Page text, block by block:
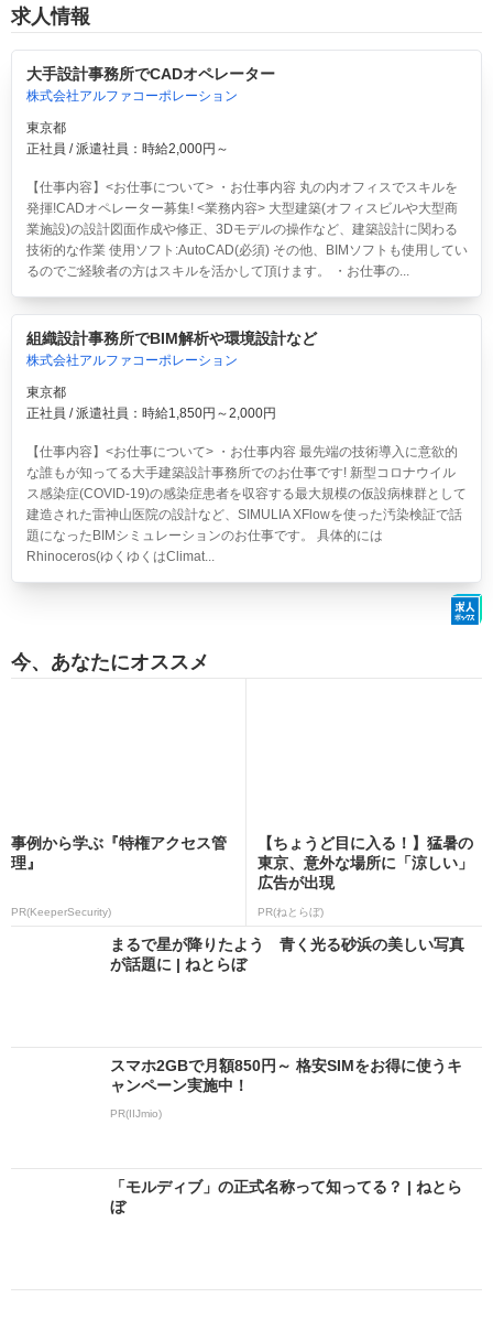
求人情報
大手設計事務所でCADオペレーター
株式会社アルファコーポレーション
東京都
正社員 / 派遣社員：時給2,000円～
【仕事内容】<お仕事について> ・お仕事内容 丸の内オフィスでスキルを
発揮!CADオペレーター募集! <業務内容> 大型建築(オフィスビルや大型商
業施設)の設計図面作成や修正、3Dモデルの操作など、建築設計に関わる
技術的な作業 使用ソフト:AutoCAD(必須) その他、BIMソフトも使用してい
るのでご経験者の方はスキルを活かして頂けます。 ・お仕事の...
組織設計事務所でBIM解析や環境設計など
株式会社アルファコーポレーション
東京都
正社員 / 派遣社員：時給1,850円～2,000円
【仕事内容】<お仕事について> ・お仕事内容 最先端の技術導入に意欲的
な誰もが知ってる大手建築設計事務所でのお仕事です! 新型コロナウイル
ス感染症(COVID-19)の感染症患者を収容する最大規模の仮設病棟群として
建造された雷神山医院の設計など、SIMULIA XFlowを使った汚染検証で話
題になったBIMシミュレーションのお仕事です。 具体的には
Rhinoceros(ゆくゆくはClimat...
今、あなたにオススメ
事例から学ぶ『特権アクセス管
理』
PR(KeeperSecurity)
【ちょうど目に入る！】猛暑の
東京、意外な場所に「涼しい」
広告が出現
PR(ねとらぼ)
まるで星が降りたよう 青く光る砂浜の美しい写真
が話題に | ねとらぼ
スマホ2GBで月額850円～ 格安SIMをお得に使うキ
ャンペーン実施中！
PR(IIJmio)
「モルディブ」の正式名称って知ってる？ | ねとら
ぼ